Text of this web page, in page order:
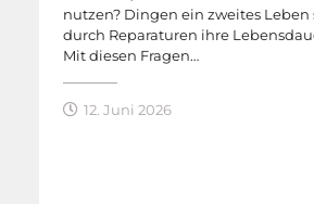
nutzen? Dingen ein zweites Leben
durch Reparaturen ihre
Mit diesen Fragen…
12. Juni 2026